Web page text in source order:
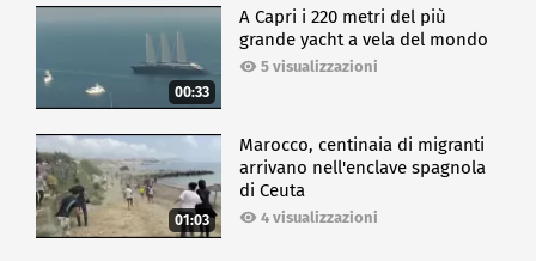
00:33
A Capri i 220 metri del più
grande yacht a vela del mondo
5 visualizzazioni
01:03
Marocco, centinaia di migranti
arrivano nell'enclave spagnola
di Ceuta
4 visualizzazioni